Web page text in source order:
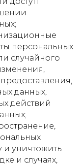
персональных
случайного
данных,
действий
и уничтожить
и случаях,